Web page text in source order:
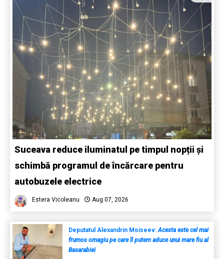
Suceava reduce iluminatul pe timpul nopții și
schimbă programul de încărcare pentru
autobuzele electrice
Estera Vicoleanu Aug 07, 2026
Deputatul Alexandrin Moiseev: Acesta este cel mai
frumos omagiu pe care îl putem aduce unui mare fiu al
Basarabiei